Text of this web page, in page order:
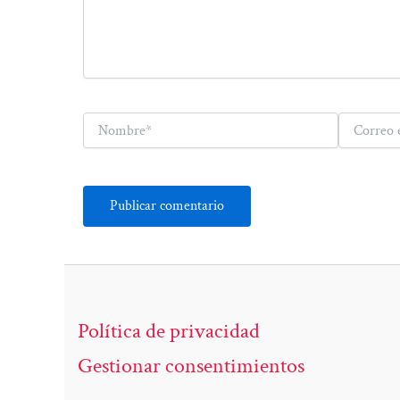
Nombre*
Correo
electrónico*
Política de privacidad
Gestionar consentimientos